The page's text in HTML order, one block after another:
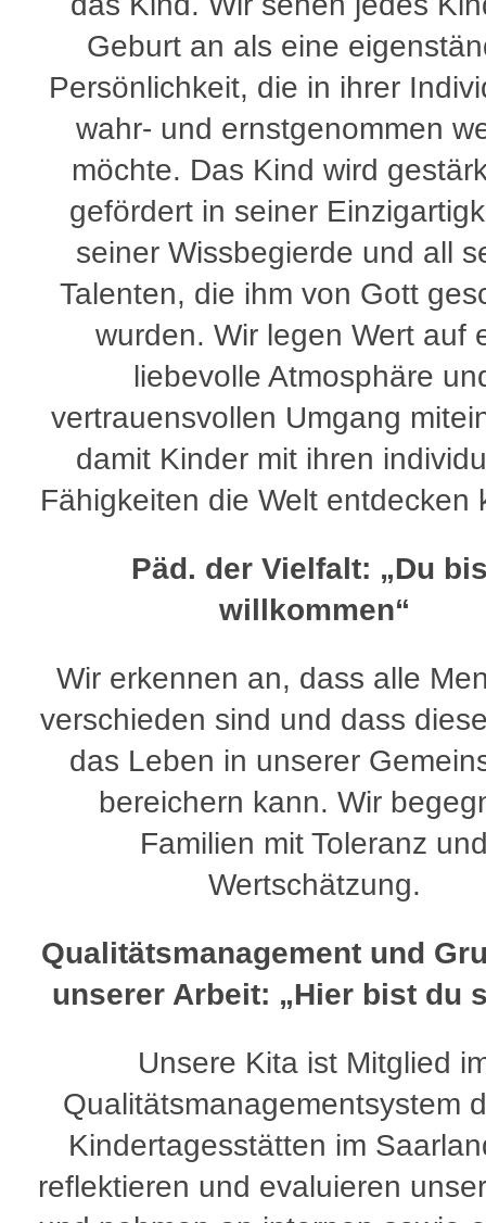
Geburt an als eine
Persönlichkeit, die in ihrer
wahr- und ernstgenommen
möchte. Das Kind wird
gefördert in seiner
seiner Wissbegierde und all
Talenten, die ihm von Gott
wurden. Wir legen Wert auf
liebevolle Atmosphäre
vertrauensvollen Umgang
damit Kinder mit ihren
Fähigkeiten die Welt entdecken
Päd. der Vielfalt: „Du
willkommen“
Wir erkennen an, dass alle
verschieden sind und dass
das Leben in unserer
bereichern kann. Wir
Familien mit Toleranz
Wertschätzung.
Qualitätsmanagement und
unserer Arbeit: „Hier bist du
Unsere Kita ist Mitglied
Qualitätsmanagementsystem
Kindertagesstätten im
reflektieren und evaluieren